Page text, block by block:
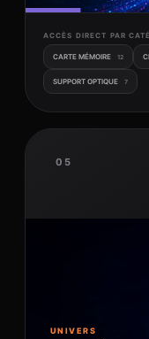
ACCÈS DIRECT PAR
CARTE MÉMOIRE 12
SUPPORT OPTIQUE 7
05
UNIVERS